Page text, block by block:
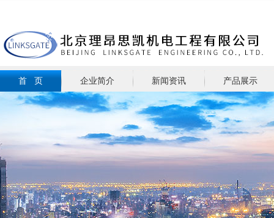
首 页 企业简介 新闻资讯 产品展示